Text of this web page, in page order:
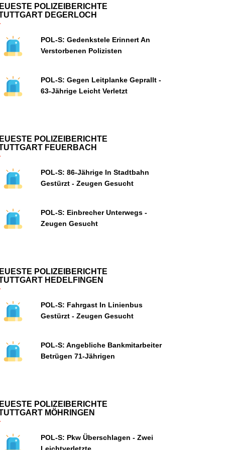
POLIZEIBERICHTE
DEGERLOCH
POL-S: Gedenkstele Erinnert An
Verstorbenen Polizisten
POL-S: Gegen Leitplanke Geprallt -
63-Jährige Leicht Verletzt
POLIZEIBERICHTE
FEUERBACH
POL-S: 86-Jährige In Stadtbahn
Gestürzt - Zeugen Gesucht
POL-S: Einbrecher Unterwegs -
Zeugen Gesucht
POLIZEIBERICHTE
HEDELFINGEN
POL-S: Fahrgast In Linienbus
Gestürzt - Zeugen Gesucht
POL-S: Angebliche Bankmitarbeiter
Betrügen 71-Jährigen
POLIZEIBERICHTE
MÖHRINGEN
POL-S: Pkw Überschlagen - Zwei